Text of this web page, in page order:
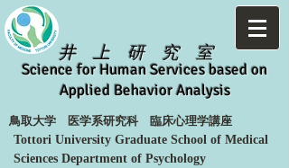
井 上 研 究 室
Science for Human Services based on
Applied Behavior Analysis
​鳥取大学 医学系研究科 臨床心理学講座
Tottori University Graduate School of Medical
Sciences Department of Psychology